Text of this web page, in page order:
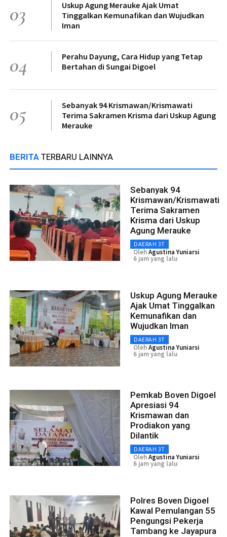
03
Uskup Agung Merauke Ajak Umat
Tinggalkan Kemunafikan dan Wujudkan
Iman
04
Perahu Dayung, Cara Hidup yang Tetap
Bertahan di Sungai Digoel
05
Sebanyak 94 Krismawan/Krismawati
Terima Sakramen Krisma dari Uskup Agung
Merauke
BERITA TERBARU LAINNYA
Sebanyak 94
Krismawan/Krismawati
Terima Sakramen
Krisma dari Uskup
Agung Merauke
DAERAH 3T
OlehAgustina Yuniarsi
6 jam yang lalu
Uskup Agung Merauke
Ajak Umat Tinggalkan
Kemunafikan dan
Wujudkan Iman
DAERAH 3T
OlehAgustina Yuniarsi
6 jam yang lalu
Pemkab Boven Digoel
Apresiasi 94
Krismawan dan
Prodiakon yang
Dilantik
DAERAH 3T
OlehAgustina Yuniarsi
6 jam yang lalu
Polres Boven Digoel
Kawal Pemulangan 55
Pengungsi Pekerja
Tambang ke Jayapura